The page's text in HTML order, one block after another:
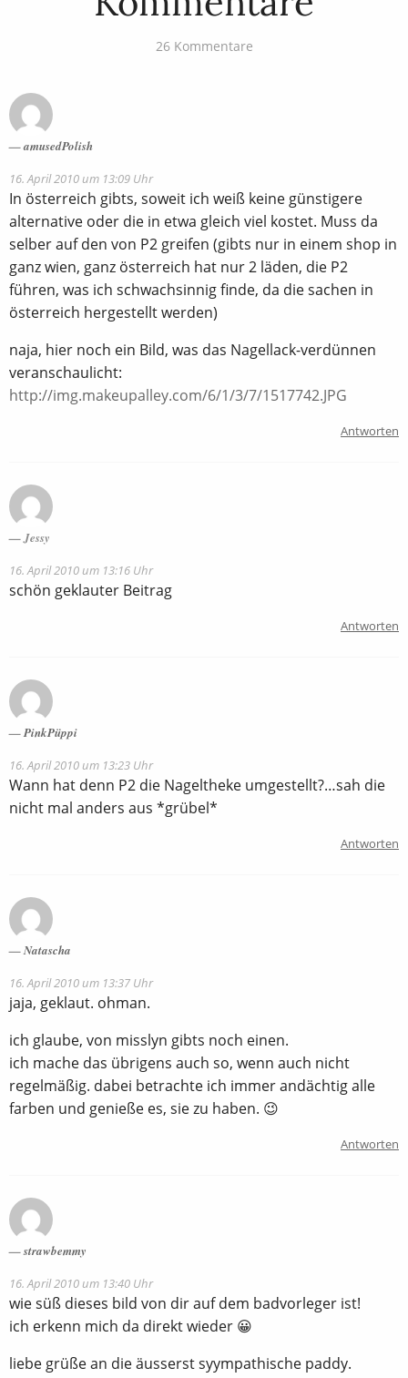
26 Kommentare
amusedPolish
16. April 2010 um 13:09 Uhr
In österreich gibts, soweit ich weiß keine günstigere
alternative oder die in etwa gleich viel kostet. Muss da
selber auf den von P2 greifen (gibts nur in einem shop in
ganz wien, ganz österreich hat nur 2 läden, die P2
führen, was ich schwachsinnig finde, da die sachen in
österreich hergestellt werden)
naja, hier noch ein Bild, was das Nagellack-verdünnen
veranschaulicht:
http://img.makeupalley.com/6/1/3/7/1517742.JPG
Antworten
Jessy
16. April 2010 um 13:16 Uhr
schön geklauter Beitrag
Antworten
PinkPüppi
16. April 2010 um 13:23 Uhr
Wann hat denn P2 die Nageltheke umgestellt?…sah die
nicht mal anders aus *grübel*
Antworten
Natascha
16. April 2010 um 13:37 Uhr
jaja, geklaut. ohman.
ich glaube, von misslyn gibts noch einen.
ich mache das übrigens auch so, wenn auch nicht
regelmäßig. dabei betrachte ich immer andächtig alle
farben und genieße es, sie zu haben. 😉
Antworten
strawbemmy
16. April 2010 um 13:40 Uhr
wie süß dieses bild von dir auf dem badvorleger ist!
ich erkenn mich da direkt wieder 😀
liebe grüße an die äusserst syympathische paddy.